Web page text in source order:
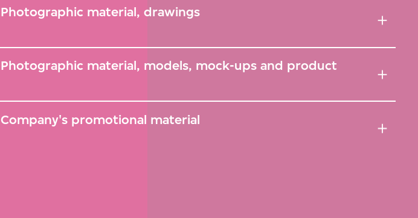
Photographic material, drawings
Photographic material, models, mock-ups and product
Company's promotional material